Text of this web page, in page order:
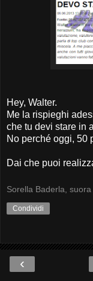
Hey, Walter.
Me la rispieghi
che tu devi stare in
No perché oggi, 50
Dai che puoi
Sorella Baderla,
Condividi
‹